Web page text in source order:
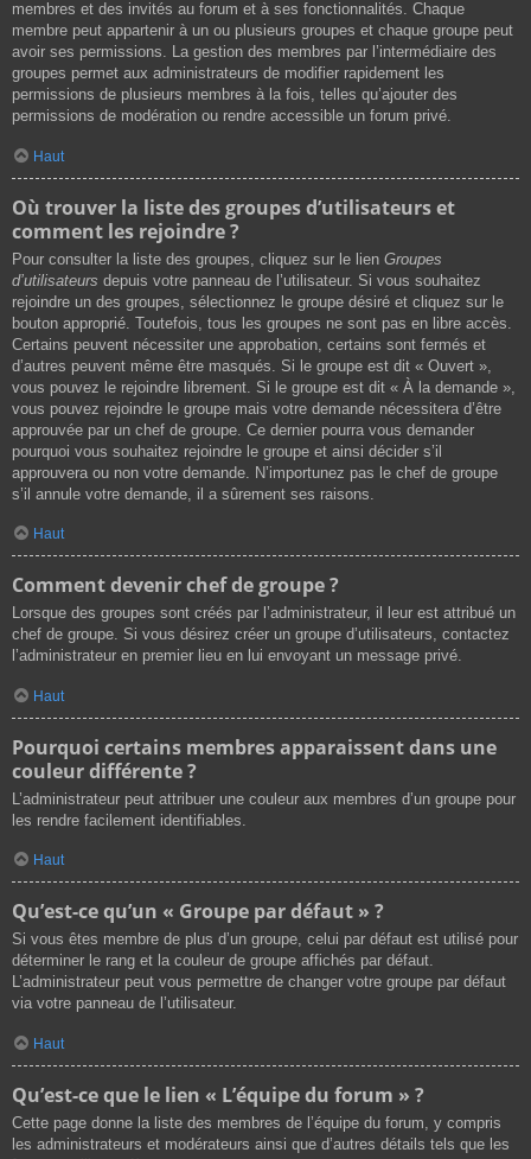
membres et des invités au forum et à ses fonctionnalités. Chaque
membre peut appartenir à un ou plusieurs groupes et chaque groupe peut
avoir ses permissions. La gestion des membres par l’intermédiaire des
groupes permet aux administrateurs de modifier rapidement les
permissions de plusieurs membres à la fois, telles qu’ajouter des
permissions de modération ou rendre accessible un forum privé.
Haut
Où trouver la liste des groupes d’utilisateurs et
comment les rejoindre ?
Pour consulter la liste des groupes, cliquez sur le lien Groupes
d’utilisateurs depuis votre panneau de l’utilisateur. Si vous souhaitez
rejoindre un des groupes, sélectionnez le groupe désiré et cliquez sur le
bouton approprié. Toutefois, tous les groupes ne sont pas en libre accès.
Certains peuvent nécessiter une approbation, certains sont fermés et
d’autres peuvent même être masqués. Si le groupe est dit « Ouvert »,
vous pouvez le rejoindre librement. Si le groupe est dit « À la demande »,
vous pouvez rejoindre le groupe mais votre demande nécessitera d’être
approuvée par un chef de groupe. Ce dernier pourra vous demander
pourquoi vous souhaitez rejoindre le groupe et ainsi décider s’il
approuvera ou non votre demande. N’importunez pas le chef de groupe
s’il annule votre demande, il a sûrement ses raisons.
Haut
Comment devenir chef de groupe ?
Lorsque des groupes sont créés par l’administrateur, il leur est attribué un
chef de groupe. Si vous désirez créer un groupe d’utilisateurs, contactez
l’administrateur en premier lieu en lui envoyant un message privé.
Haut
Pourquoi certains membres apparaissent dans une
couleur différente ?
L’administrateur peut attribuer une couleur aux membres d’un groupe pour
les rendre facilement identifiables.
Haut
Qu’est-ce qu’un « Groupe par défaut » ?
Si vous êtes membre de plus d’un groupe, celui par défaut est utilisé pour
déterminer le rang et la couleur de groupe affichés par défaut.
L’administrateur peut vous permettre de changer votre groupe par défaut
via votre panneau de l’utilisateur.
Haut
Qu’est-ce que le lien « L’équipe du forum » ?
Cette page donne la liste des membres de l’équipe du forum, y compris
les administrateurs et modérateurs ainsi que d’autres détails tels que les